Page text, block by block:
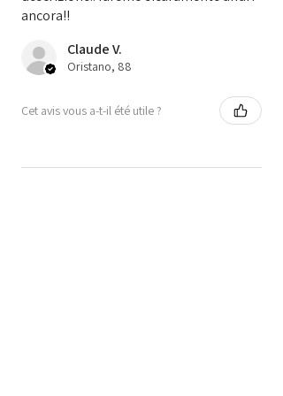
ancora!!
Claude V.
Oristano, 88
Cet avis vous a-t-il été utile ?